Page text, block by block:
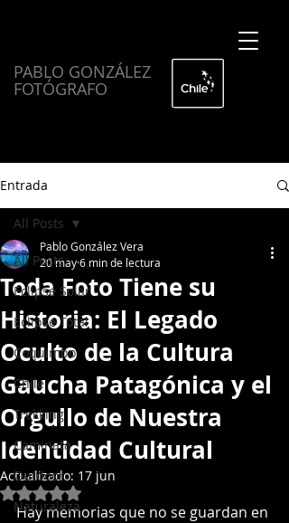
PABLO GONZÁLEZ
FOTÓGRAFO
Entrada
All Posts
Eclipse Solar
Eclipse Total
Coquimbo
Chile
Trekking
Caminata
Outdoor
Naturaleza
All Posts
Toda Foto Tiene su
Historia: El Legado
Oculto de la Cultura
Gaucha Patagónica y el
Orgullo de Nuestra
Identidad Cultural
Pablo González Vera
20 may6 min de lectura
Actualizado: 17 jun
Obtuvo NaN de 5 estrellas.
Hay memorias que no se guardan en